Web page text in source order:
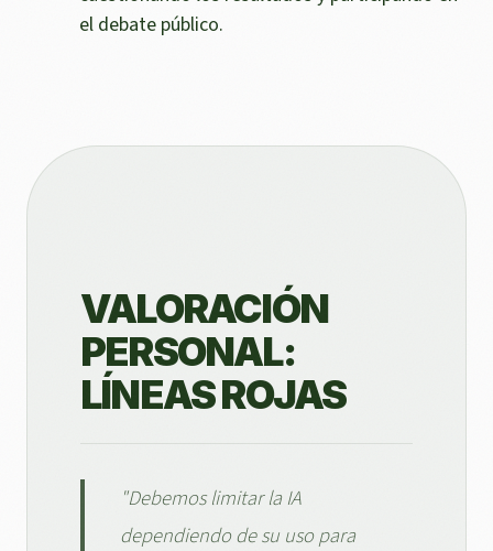
el debate público.
VALORACIÓN
PERSONAL:
LÍNEAS ROJAS
"Debemos limitar la IA
dependiendo de su uso para